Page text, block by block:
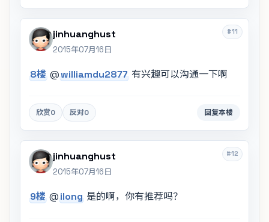
#11
jinhuanghust
2015年07月16日
8楼 @williamdu2877 有兴趣可以沟通一下啊
欣赏0 反对0 回复本楼
#12
jinhuanghust
2015年07月16日
9楼 @ilong 是的啊，你有推荐吗？